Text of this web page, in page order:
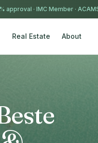
approval · IMC Member ·
Real Estate About